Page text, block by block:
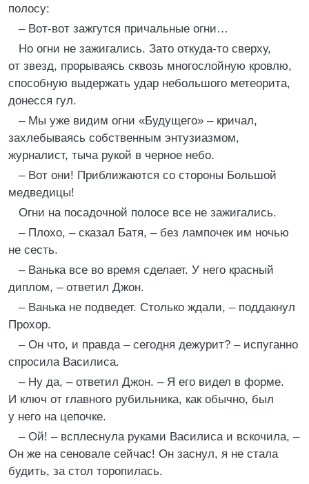
полосу:
– Вот-вот зажгутся причальные огни…
Но огни не зажигались. Зато откуда-то сверху,
от звезд, прорываясь сквозь многослойную кровлю,
способную выдержать удар небольшого метеорита,
донесся гул.
– Мы уже видим огни «Будущего» – кричал,
захлебываясь собственным энтузиазмом,
журналист, тыча рукой в черное небо.
– Вот они! Приближаются со стороны Большой
медведицы!
Огни на посадочной полосе все не зажигались.
– Плохо, – сказал Батя, – без лампочек им ночью
не сесть.
– Ванька все во время сделает. У него красный
диплом, – ответил Джон.
– Ванька не подведет. Столько ждали, – поддакнул
Прохор.
– Он что, и правда – сегодня дежурит? – испуганно
спросила Василиса.
– Ну да, – ответил Джон. – Я его видел в форме.
И ключ от главного рубильника, как обычно, был
у него на цепочке.
– Ой! – всплеснула руками Василиса и вскочила, –
Он же на сеновале сейчас! Он заснул, я не стала
будить, за стол торопилась.